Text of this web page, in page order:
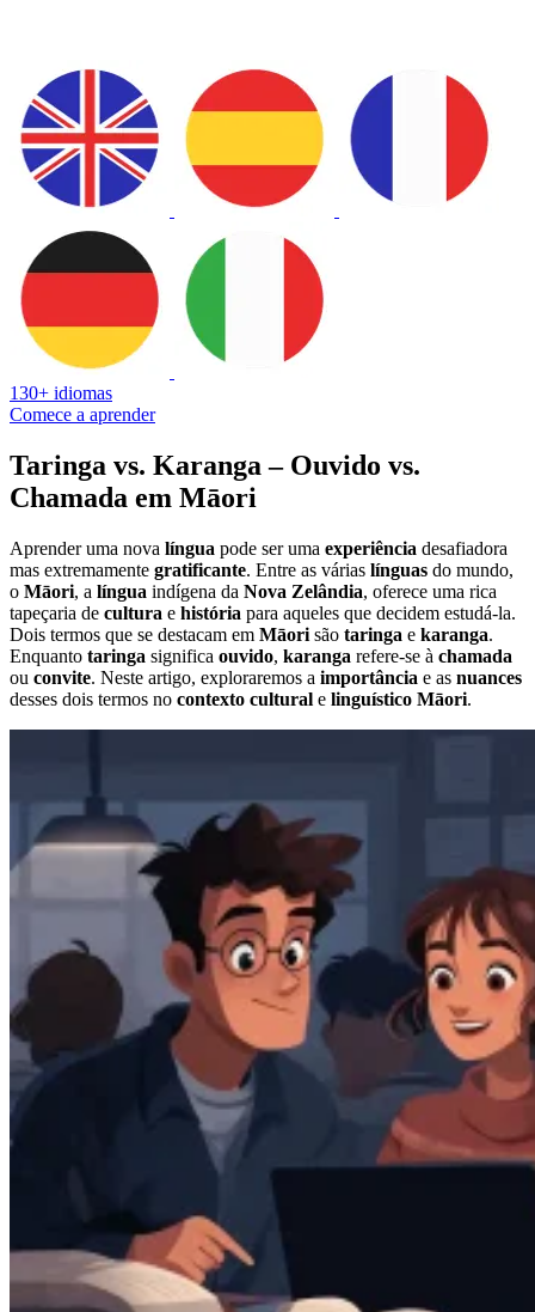
130+ idiomas
Comece a aprender
Taringa vs. Karanga – Ouvido vs.
Chamada em Māori
Aprender uma nova língua pode ser uma experiência desafiadora
mas extremamente gratificante. Entre as várias línguas do mundo,
o Māori, a língua indígena da Nova Zelândia, oferece uma rica
tapeçaria de cultura e história para aqueles que decidem estudá-la.
Dois termos que se destacam em Māori são taringa e karanga.
Enquanto taringa significa ouvido, karanga refere-se à chamada
ou convite. Neste artigo, exploraremos a importância e as nuances
desses dois termos no contexto cultural e linguístico Māori.